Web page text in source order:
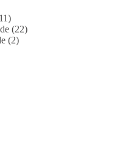
Tor die
ist nicht unser
(BSW).
(22)
(2)